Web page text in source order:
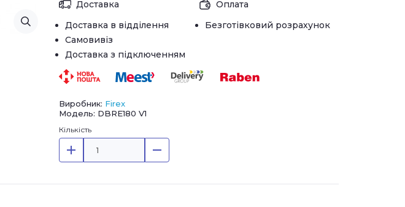
Доставка
Доставка в відділення
Самовивіз
Доставка з підключенням
Оплата
Безготівковий розрахунок
Виробник: Firex
Модель: DBRE180 V1
Кількість